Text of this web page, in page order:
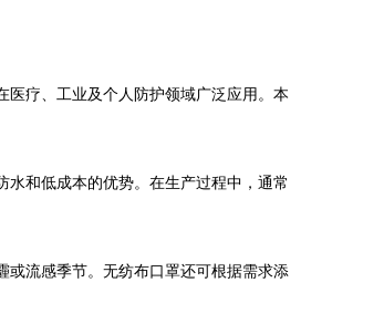
疗、工业及个人防护领域广泛应用。本
和低成本的优势。在生产过程中，通常
或流感季节。无纺布口罩还可根据需求添